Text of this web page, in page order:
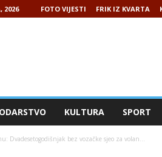
2026 FOTO VIJESTI FRIK IZ KVARTA
KULTURA SPORT
Dvadesetogodišnjak bez vozačke sjeo za volan...